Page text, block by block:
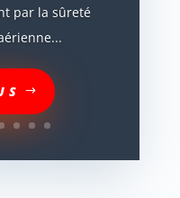
par la sûreté